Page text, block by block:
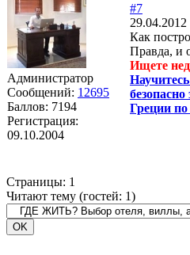
Администратор
Сообщений: 12695
Баллов: 7194
Регистрация:
09.10.2004
#7
29.04.2012
Как
Правда, и
Ищете
Греции
Страницы: 1
Читают тему (гостей: 1)